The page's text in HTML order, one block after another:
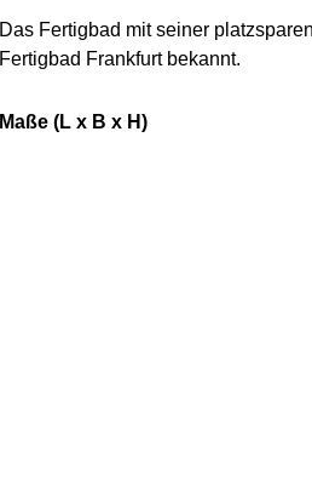
Das Fertigbad mit seiner
Fertigbad Frankfurt bekannt.
Maße (L x B x H)